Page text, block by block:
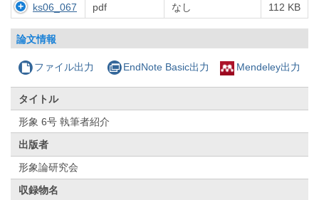
ks06_067 pdf なし 112 KB
論文情報
ファイル出力 EndNote Basic出力 Mendeley出力
タイトル
形象 6号 執筆者紹介
出版者
形象論研究会
収録物名